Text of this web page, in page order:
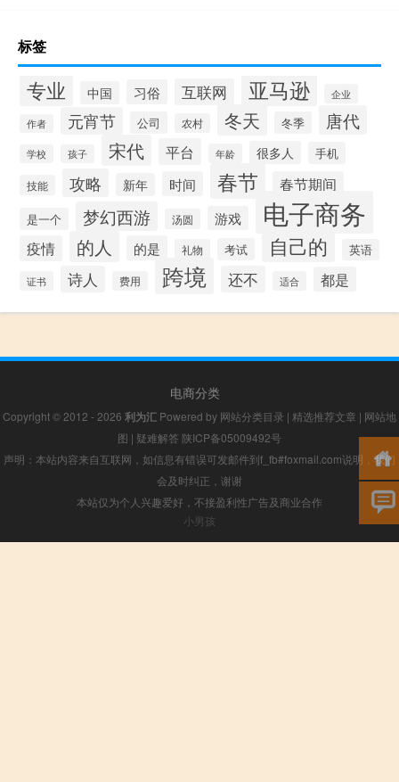
标签
专业 中国 习俗 互联网 亚马逊 企业
作者 元宵节 公司 农村 冬天 冬季 唐代
学校 孩子 宋代 平台 年龄 很多人 手机
技能 攻略 新年 时间 春节 春节期间
是一个 梦幻西游 汤圆 游戏 电子商务
疫情 的人 的是 礼物 考试 自己的 英语
证书 诗人 费用 跨境 还不 适合 都是
电商分类
Copyright © 2012 - 2026 利为汇 Powered by 网站分类目录 | 精选推荐文章 | 网站地
图 | 疑难解答 陕ICP备05009492号
声明：本站内容来自互联网，如信息有错误可发邮件到f_fb#foxmail.com说明，我们
会及时纠正，谢谢
本站仅为个人兴趣爱好，不接盈利性广告及商业合作
小男孩